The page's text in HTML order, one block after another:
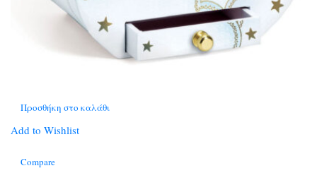
Προσθήκη στο καλάθι
Add to Wishlist
Compare